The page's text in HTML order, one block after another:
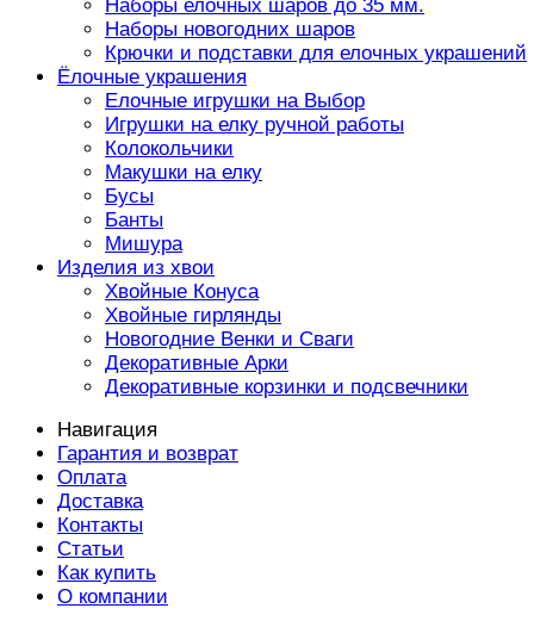
Наборы елочных шаров до 35 мм.
Наборы новогодних шаров
Крючки и подставки для елочных украшений
Ёлочные украшения
Елочные игрушки на Выбор
Игрушки на елку ручной работы
Колокольчики
Макушки на елку
Бусы
Банты
Мишура
Изделия из хвои
Хвойные Конуса
Хвойные гирлянды
Новогодние Венки и Сваги
Декоративные Арки
Декоративные корзинки и подсвечники
Навигация
Гарантия и возврат
Оплата
Доставка
Контакты
Статьи
Как купить
О компании